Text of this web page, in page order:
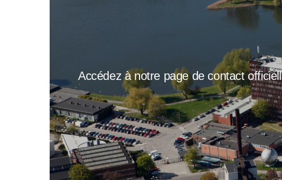
Accédez à notre page de contact